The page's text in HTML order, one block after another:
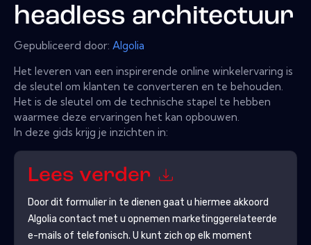
headless architectuur
Gepubliceerd door: Algolia
Het leveren van een inspirerende online winkelervaring is
de sleutel om klanten te converteren en te behouden.
Het is de sleutel om de technische stapel te hebben
waarmee deze ervaringen het kan opbouwen.
In deze gids krijg je inzichten in:
Lees verder
Door dit formulier in te dienen gaat u hiermee akkoord
Algolia contact met u opnemen marketinggerelateerde
e-mails of telefonisch. U kunt zich op elk moment